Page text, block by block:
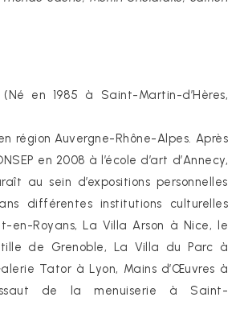
(Né en 1985 à Saint-Martin-d’Hères,
région Auvergne-Rhône-Alpes. Après
en 2008 à l’école d’art d’Annecy,
au sein d’expositions personnelles
différentes institutions culturelles
en-Royans, La Villa Arson à Nice, le
de Grenoble, La Villa du Parc à
Tator à Lyon, Mains d’Œuvres à
de la menuiserie à Saint-